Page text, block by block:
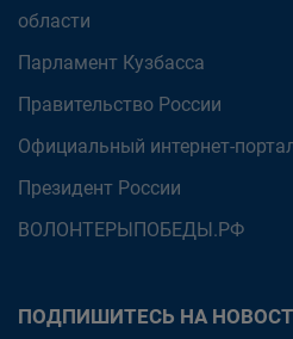
области
Парламент Кузбасса
Правительство России
Официальный интернет-
Президент России
ВОЛОНТЕРЫПОБЕДЫ.РФ
ПОДПИШИТЕСЬ НА